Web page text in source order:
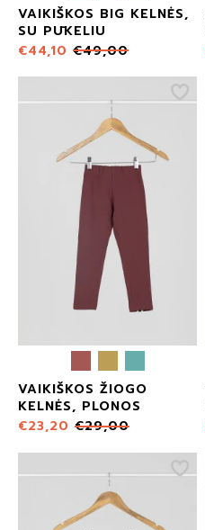
VAIKIŠKOS BIG KELNĖS,
SU PŪKELIU
€44,10 €49,00
VAIKIŠKOS ŽIOGO
KELNĖS, PLONOS
€23,20 €29,00